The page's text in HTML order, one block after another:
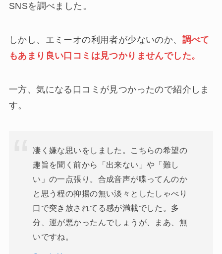
SNSを調べました。
しかし、エミーオの利用者が少ないのか、 調べて
もあまり良い口コミは見つかりませんでした。
一方、気になる口コミが見つかったので紹介しま
す。
凄く嫌な思いをしました。こちらの希望の
趣旨を聞く前から「出来ない」や「難し
い」の一点張り。合成音声が喋ってんのか
と思う程の抑揚の無い淡々としたしゃべり
口で突き放されてる感が満載でした。多
分、運が悪かったんでしょうが、まあ、無
いですね。